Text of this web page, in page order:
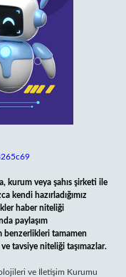
kurum veya şahıs şirketi ile
kendi hazırladığımız
haber niteliği
paylaşım
benzerlikleri tamamen
tavsiye niteliği taşımazlar.
ve İletişim Kurumu